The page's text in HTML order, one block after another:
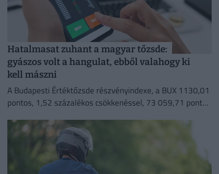
Hatalmasat zuhant a magyar tőzsde:
gyászos volt a hangulat, ebből valahogy ki
kell mászni
A Budapesti Értéktőzsde részvényindexe, a BUX 1130,01
pontos, 1,52 százalékos csökkenéssel, 73 059,71 ponton